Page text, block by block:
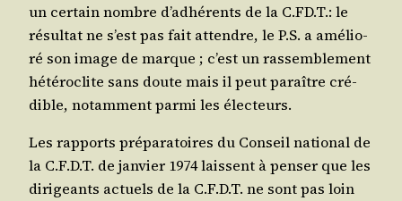
un cer­tain nombre d’adhérents de la C.FD.T.: le
résul­tat ne s’est pas fait attendre, le P.S. a amé­lio­
ré son image de marque ; c’est un ras­sem­ble­ment
hété­ro­clite sans doute mais il peut paraître cré­
dible, notam­ment par­mi les électeurs.
Les rap­ports pré­pa­ra­toires du Conseil natio­nal de
la C.F.D.T. de jan­vier 1974 laissent à pen­ser que les
diri­geants actuels de la C.F.D.T. ne sont pas loin